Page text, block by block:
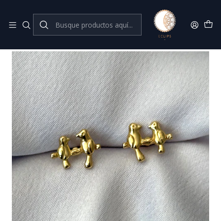
Inicio Nueva Colección Pareja de pájaros 9 mm